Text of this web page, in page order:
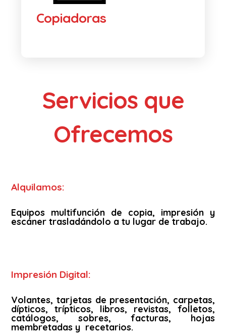
Copiadoras
Servicios que
Ofrecemos
Alquilamos:
Equipos multifunción de copia, impresión y
escáner trasladándolo a tu lugar de trabajo.
Impresión Digital:
Volantes, tarjetas de presentación, carpetas,
dípticos, trípticos, libros, revistas, folletos,
catálogos, sobres, facturas, hojas
membretadas y recetarios.